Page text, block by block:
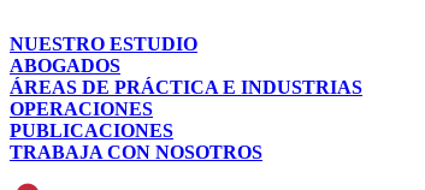
NUESTRO ESTUDIO
ABOGADOS
ÁREAS DE PRÁCTICA E INDUSTRIAS
OPERACIONES
PUBLICACIONES
TRABAJA CON NOSOTROS